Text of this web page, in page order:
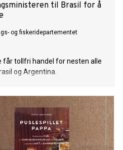
til Brasil for å
og fiskeridepartementet
tollfri handel for nesten alle
og Argentina.